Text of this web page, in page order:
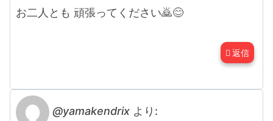
お二人とも 頑張ってください🙇😊
返信
@yamakendrix より: